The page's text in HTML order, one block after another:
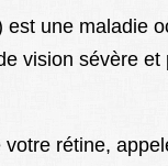
une maladie
vision sévère
rétine,